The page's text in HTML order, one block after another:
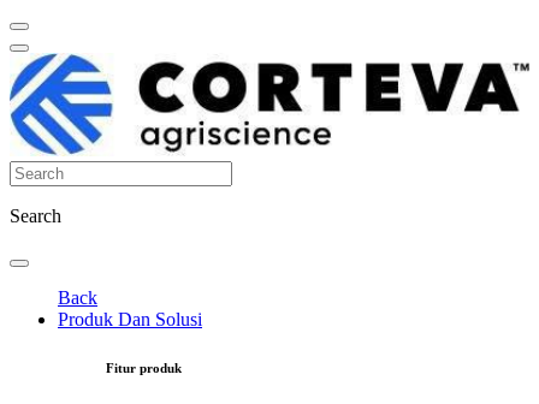
Search
Back
Produk Dan Solusi
Fitur produk